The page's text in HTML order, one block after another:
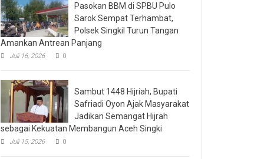
Pasokan BBM di SPBU Pulo
Sarok Sempat Terhambat,
Polsek Singkil Turun Tangan
Amankan Antrean Panjang
Juli 16, 2026 0
Sambut 1448 Hijriah, Bupati
Safriadi Oyon Ajak Masyarakat
Jadikan Semangat Hijrah
sebagai Kekuatan Membangun Aceh Singki
Juli 15, 2026 0